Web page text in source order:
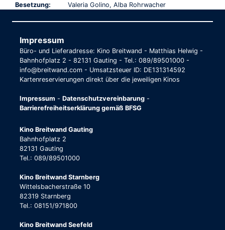
Besetzung:
Valeria Golino, Alba Rohrwacher
Impressum
Büro- und Lieferadresse: Kino Breitwand - Matthias Helwig -
Bahnhofplatz 2 - 82131 Gauting - Tel.: 089/89501000 -
info@breitwand.com - Umsatzsteuer ID: DE131314592
Kartenreservierungen direkt über die jeweiligen Kinos
Impressum - Datenschutzvereinbarung -
Barrierefreiheitserklärung gemäß BFSG
Kino Breitwand Gauting
Bahnhofplatz 2
82131 Gauting
Tel.: 089/89501000
Kino Breitwand Starnberg
Wittelsbacherstraße 10
82319 Starnberg
Tel.: 08151/971800
Kino Breitwand Seefeld